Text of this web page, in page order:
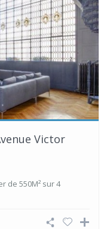
Victor
de 550M² sur 4